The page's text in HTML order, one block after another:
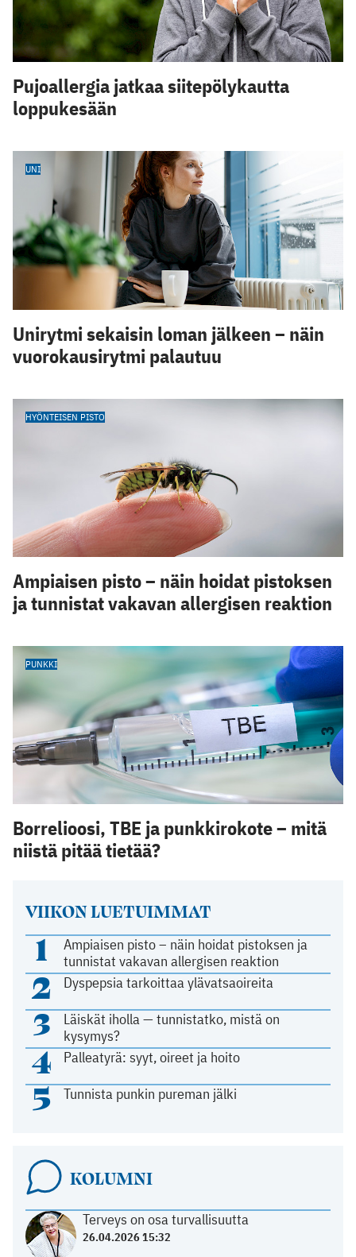
VIIKON LUETUIMMAT
1
Ampiaisen pisto – näin hoidat pistoksen ja
tunnistat vakavan allergisen reaktion
2 Dyspepsia tarkoittaa ylävatsaoireita
3
Läiskät iholla — tunnistatko, mistä on
kysymys?
4 Palleatyrä: syyt, oireet ja hoito
5 Tunnista punkin pureman jälki
KOLUMNI
Terveys on osa turvallisuutta
26.04.2026 15:32
Pujoallergia jatkaa siitepölykautta
loppukesään
UNI
Unirytmi sekaisin loman jälkeen – näin
vuorokausirytmi palautuu
HYÖNTEISEN PISTO
Ampiaisen pisto – näin hoidat pistoksen
ja tunnistat vakavan allergisen reaktion
PUNKKI
Borrelioosi, TBE ja punkkirokote – mitä
niistä pitää tietää?